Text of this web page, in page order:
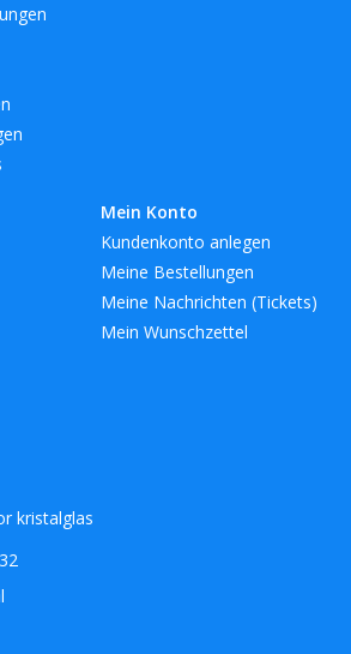
Mein Konto
Kundenkonto anlegen
Meine Bestellungen
Meine Nachrichten (Tickets)
Mein Wunschzettel
kristalglas